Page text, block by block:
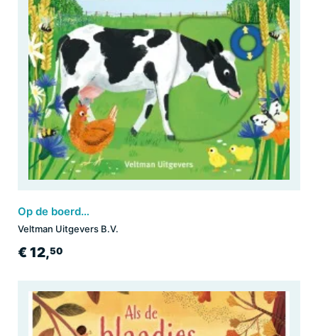
Op de boerderij - voor kleine ontdekkingsreizigers
Veltman Uitgevers B.V.
€ 12,50